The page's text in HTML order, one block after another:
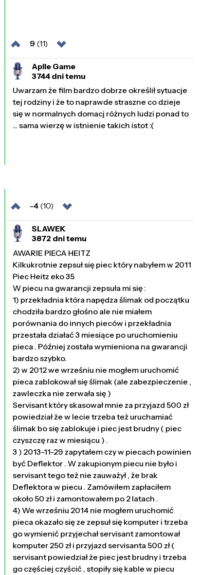
9 (11)
Aplle Game
3744 dni temu
Uwarzam że film bardzo dobrze określił sytuacje
tej rodziny i że to naprawde straszne co dzieje
się w normalnych domacj różnych ludzi ponad to
... sama wierzę w istnienie takich istot :(
-4(10)
SLAWEK
3872 dni temu
AWARIE PIECA HEITZ
Kilkukrotnie zepsuł się piec który nabyłem w 2011
Piec Heitz eko 35
W piecu na gwarancji zepsuła mi się :
1) przekładnia która napędza ślimak od początku
chodziła bardzo głośno ale nie miałem
porównania do innych pieców i przekładnia
przestała działać 3 miesiące po uruchomieniu
pieca . Później została wymieniona na gwarancji
bardzo szybko.
2) w 2012 we wrześniu nie mogłem uruchomić
pieca zablokował się ślimak (ale zabezpieczenie ,
zawleczka nie zerwała się )
Servisant który skasował mnie za przyjazd 500 zł
powiedział że w lecie trzeba też uruchamiać
ślimak bo się zablokuje i piec jest brudny ( piec
czyszczę raz w miesiącu ) .
3 ) 2013-11-29 zapytałem czy w piecach powinien
być Deflektor . W zakupionym piecu nie było i
servisant tego też nie zauważył , że brak
Deflektora w piecu . Zamówiłem zapłaciłem
około 50 zł i zamontowałem po 2 latach .
4) We wrześniu 2014 nie mogłem uruchomić
pieca okazało się ze zepsuł się komputer i trzeba
go wymienić przyjechał servisant zamontował
komputer 250 zł i przyjazd servisanta 500 zł (
servisant powiedział że piec jest brudny i trzeba
go częściej czyścić , stopiły się kable w piecu